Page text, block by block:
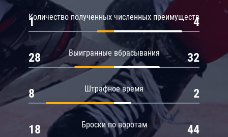
Количество полученных численных преимуществ
1 4
Выигранные вбрасывания
28 32
Штрафное время
8 2
Броски по воротам
18 44